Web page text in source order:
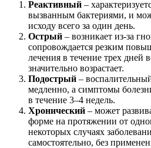
Реактивный –
вызванным бактериями, и
исходу всего за один день.
Острый – возникает из-за
сопровождается резким
лечения в течение трех дней
значительно возрастает.
Подострый –
медленно, а симптомы
в течение 3–4 недель.
Хронический – может
форме на протяжении от
некоторых случаях
самостоятельно, без